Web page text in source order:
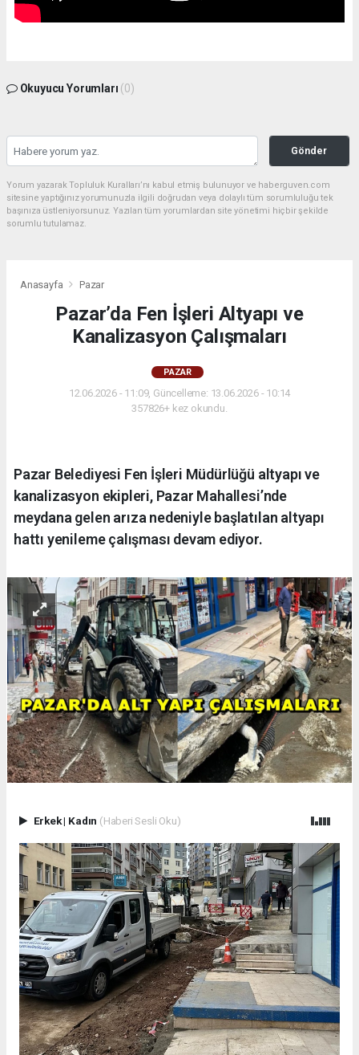
Okuyucu Yorumları (0)
Gönder
Yorum yazarak Topluluk Kuralları’nı kabul etmiş bulunuyor ve haberguven.com
sitesine yaptığınız yorumunuzla ilgili doğrudan veya dolaylı tüm sorumluluğu tek
başınıza üstleniyorsunuz. Yazılan tüm yorumlardan site yönetimi hiçbir şekilde
sorumlu tutulamaz.
Anasayfa Pazar
Pazar’da Fen İşleri Altyapı ve
Kanalizasyon Çalışmaları
PAZAR
12.06.2026 - 11:09, Güncelleme: 13.06.2026 - 10:14
357826+ kez okundu.
Pazar Belediyesi Fen İşleri Müdürlüğü altyapı ve
kanalizasyon ekipleri, Pazar Mahallesi’nde
meydana gelen arıza nedeniyle başlatılan altyapı
hattı yenileme çalışması devam ediyor.
Erkek| Kadın (Haberi Sesli Oku)